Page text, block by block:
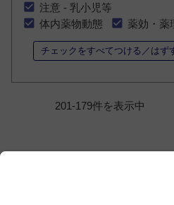
注意 - 乳小児等
体内薬物動態
薬効・薬
チェックをすべてつける／はず
201-179件を表示中